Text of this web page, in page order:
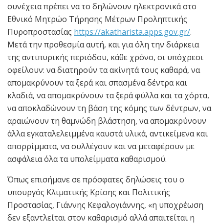
συνέχεια πρέπει να το δηλώνουν ηλεκτρονικά στο
Εθνικό Μητρώο Τήρησης Μέτρων Προληπτικής
Πυροπροστασίας https://akatharista.apps.gov.gr/.
Μετά την προθεσμία αυτή, και για όλη την διάρκεια
της αντιπυρικής περιόδου, κάθε χρόνο, οι υπόχρεοι
οφείλουν: να διατηρούν τα ακίνητά τους καθαρά, να
απομακρύνουν τα ξερά και σπασμένα δέντρα και
κλαδιά, να απομακρύνουν τα ξερά φύλλα και τα χόρτα,
να αποκλαδώνουν τη βάση της κόμης των δέντρων, να
αραιώνουν τη θαμνώδη βλάστηση, να απομακρύνουν
άλλα εγκαταλελειμμένα καυστά υλικά, αντικείμενα και
απορρίμματα, να συλλέγουν και να μεταφέρουν με
ασφάλεια όλα τα υπολείμματα καθαρισμού.
Όπως επισήμανε σε πρόσφατες δηλώσεις του ο
υπουργός Κλιματικής Κρίσης και Πολιτικής
Προστασίας, Γιάννης Κεφαλογιάννης, «η υποχρέωση
δεν εξαντλείται στον καθαρισμό αλλά απαιτείται η